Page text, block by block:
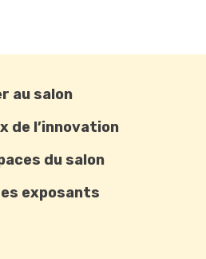
au salon
de l’innovation
du salon
exposants